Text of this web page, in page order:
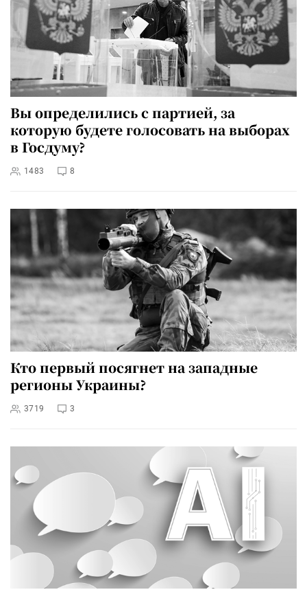
Вы определились с партией, за
которую будете голосовать на выборах
в Госдуму?
1483 8
Кто первый посягнет на западные
регионы Украины?
3719 3